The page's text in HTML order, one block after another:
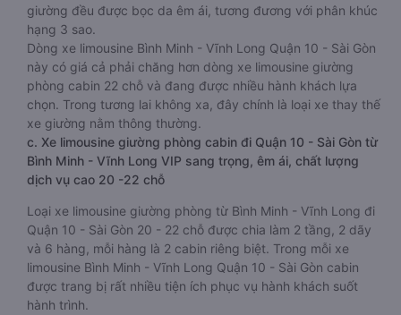
giường đều được bọc da êm ái, tương đương với phân khúc
hạng 3 sao.
Dòng xe limousine Bình Minh - Vĩnh Long Quận 10 - Sài Gòn
này có giá cả phải chăng hơn dòng xe limousine giường
phòng cabin 22 chỗ và đang được nhiều hành khách lựa
chọn. Trong tương lai không xa, đây chính là loại xe thay thế
xe giường nằm thông thường.
c. Xe limousine giường phòng cabin đi Quận 10 - Sài Gòn từ
Bình Minh - Vĩnh Long VIP sang trọng, êm ái, chất lượng
dịch vụ cao 20 -22 chỗ
Loại xe limousine giường phòng từ Bình Minh - Vĩnh Long đi
Quận 10 - Sài Gòn 20 - 22 chỗ được chia làm 2 tầng, 2 dãy
và 6 hàng, mỗi hàng là 2 cabin riêng biệt. Trong mỗi xe
limousine Bình Minh - Vĩnh Long Quận 10 - Sài Gòn cabin
được trang bị rất nhiều tiện ích phục vụ hành khách suốt
hành trình.